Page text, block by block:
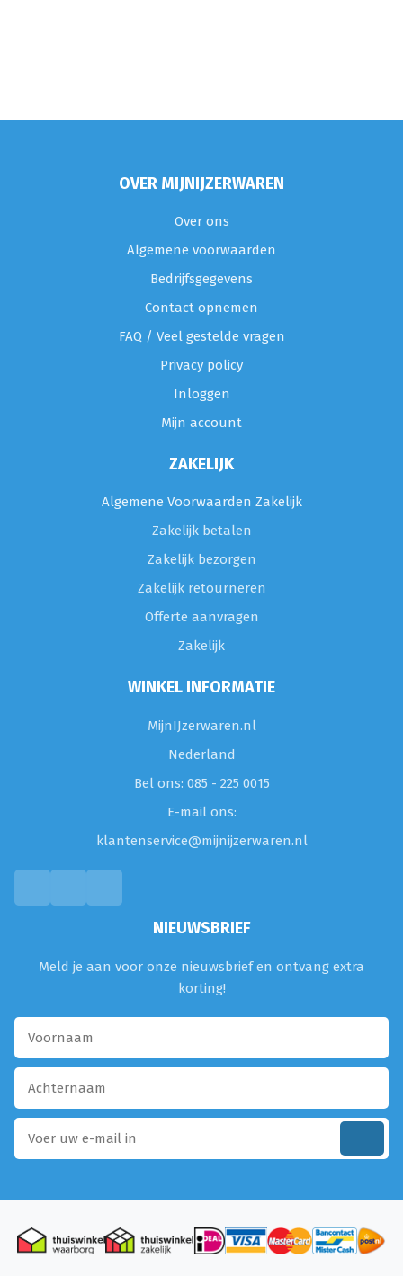
OVER MIJNIJZERWAREN
Over ons
Algemene voorwaarden
Bedrijfsgegevens
Contact opnemen
FAQ / Veel gestelde vragen
Privacy policy
Inloggen
Mijn account
ZAKELIJK
Algemene Voorwaarden Zakelijk
Zakelijk betalen
Zakelijk bezorgen
Zakelijk retourneren
Offerte aanvragen
Zakelijk
WINKEL INFORMATIE
MijnIJzerwaren.nl
Nederland
Bel ons: 085 - 225 0015
E-mail ons:
klantenservice@mijnijzerwaren.nl
NIEUWSBRIEF
Meld je aan voor onze nieuwsbrief en ontvang extra
korting!